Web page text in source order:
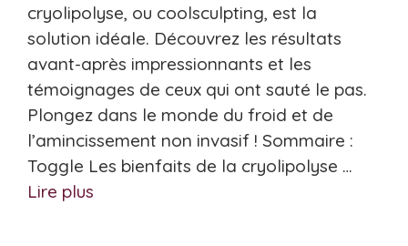
cryolipolyse, ou coolsculpting, est la
solution idéale. Découvrez les résultats
avant-après impressionnants et les
témoignages de ceux qui ont sauté le pas.
Plongez dans le monde du froid et de
l’amincissement non invasif ! Sommaire :
Toggle Les bienfaits de la cryolipolyse …
Lire plus